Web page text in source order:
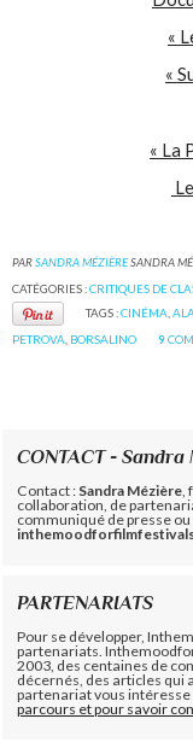
«
«
« La
PARSANDRA MÉZIÈRESANDRA
CATÉGORIES :CRITIQUES DE
TAGS :CINÉMA ,
PETROVA BORSALINO 9
CONTACT - Sandra
Contact : Sandra Mézière
collaboration, de
communiqué de presse
PARTENARIATS
Pour se développer,
partenariats.
2003, des centaines de
décernés, des articles qui
partenariat vous intéresse
parcours et pour savoir